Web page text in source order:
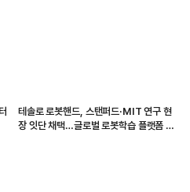
테솔로 로봇핸드, 스탠퍼드·MIT 연구 현
장 잇단 채택…글로벌 로봇학습 플랫폼 입